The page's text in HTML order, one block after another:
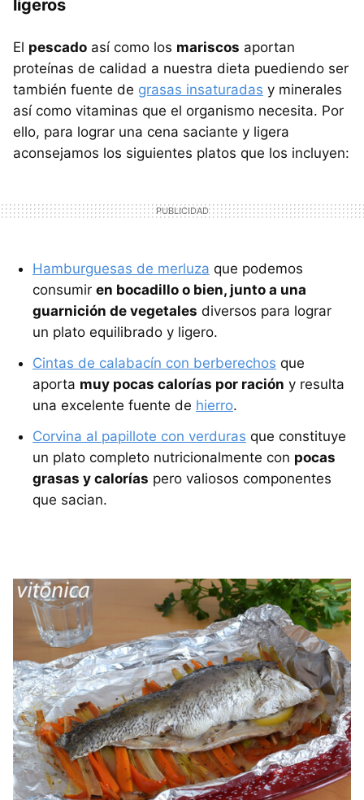
ligeros
El pescado así como los mariscos aportan
proteínas de calidad a nuestra dieta puediendo ser
también fuente de grasas insaturadas y minerales
así como vitaminas que el organismo necesita. Por
ello, para lograr una cena saciante y ligera
aconsejamos los siguientes platos que los incluyen:
Hamburguesas de merluza que podemos
consumir en bocadillo o bien, junto a una
guarnición de vegetales diversos para lograr
un plato equilibrado y ligero.
Cintas de calabacín con berberechos que
aporta muy pocas calorías por ración y resulta
una excelente fuente de hierro.
Corvina al papillote con verduras que constituye
un plato completo nutricionalmente con pocas
grasas y calorías pero valiosos componentes
que sacian.